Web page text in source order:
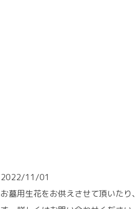
2022/11/01
お墓用生花をお供えさせて頂いたり